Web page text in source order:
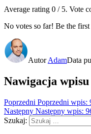
Average rating 0 / 5. Vote
No votes so far! Be the first
AutorAdamData
Nawigacja wpisu
Poprzedni Poprzedni wpis:
Następny Następny wpis:
Szukaj: